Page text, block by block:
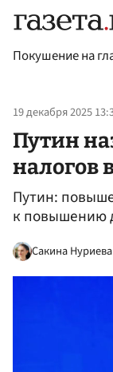
Покушение на
19 декабря 2025
Путин
налогов
Путин:
к повышению
Сакина Нуриева